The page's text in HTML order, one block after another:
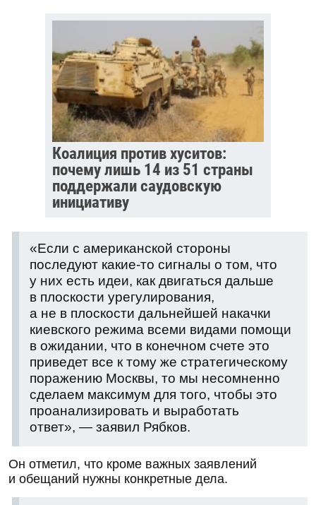
Коалиция против хуситов:
почему лишь 14 из 51 страны
поддержали саудовскую
инициативу
«Если с американской стороны
последуют какие-то сигналы о том, что
у них есть идеи, как двигаться дальше
в плоскости урегулирования,
а не в плоскости дальнейшей накачки
киевского режима всеми видами помощи
в ожидании, что в конечном счете это
приведет все к тому же стратегическому
поражению Москвы, то мы несомненно
сделаем максимум для того, чтобы это
проанализировать и выработать
ответ», — заявил Рябков.
Он отметил, что кроме важных заявлений
и обещаний нужны конкретные дела.